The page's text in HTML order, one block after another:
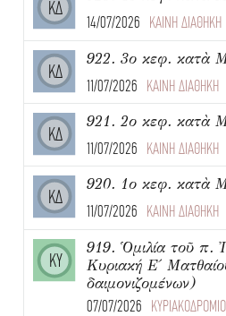
ΚΔ
14/07/2026 ΚΑΙΝΗ ΔΙΑΘΗΚΗ
ΚΔ
922. 3ο κεφ. κατὰ
11/07/2026 ΚΑΙΝΗ ΔΙΑΘΗΚΗ
ΚΔ
921. 2ο κεφ. κατὰ
11/07/2026 ΚΑΙΝΗ ΔΙΑΘΗΚΗ
ΚΔ
920. 1ο κεφ. κατὰ
11/07/2026 ΚΑΙΝΗ ΔΙΑΘΗΚΗ
ΚΥ
919. Ὁμιλία τοῦ π.
Κυριακή Ε΄
δαιμονιζομένων)
07/07/2026 ΚΥΡΙΑΚΟΔΡΟΜΙΟ